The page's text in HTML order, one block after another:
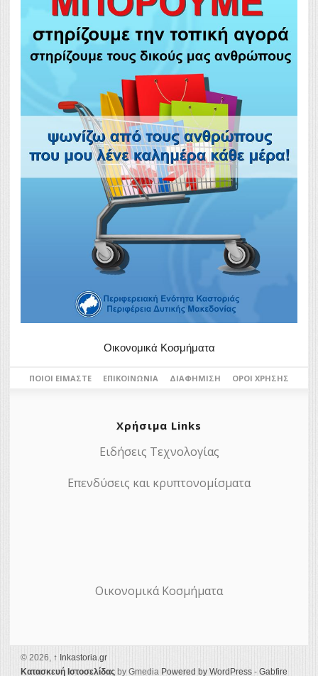
Οικονομικά Κοσμήματα
ΠΟΙΟΙ ΕΊΜΑΣΤΕ ΕΠΙΚΟΙΝΩΝΊΑ ΔΙΑΦΉΜΙΣΗ ΌΡΟΙ ΧΡΉΣΗΣ
Χρήσιμα Links
Ειδήσεις Τεχνολογίας
Επενδύσεις και κρυπτονομίσματα
Οικονομικά Κοσμήματα
© 2026, ↑ Ιnkastoria.gr
Κατασκευή Ιστοσελίδας by Gmedia Powered by WordPress - Gabfire